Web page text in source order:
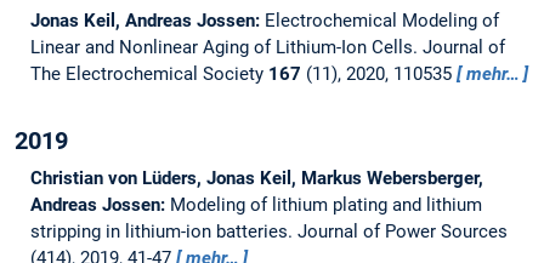
Jonas Keil, Andreas Jossen: Electrochemical Modeling of
Linear and Nonlinear Aging of Lithium-Ion Cells. Journal of
The Electrochemical Society 167 (11), 2020, 110535 mehr…
2019
Christian von Lüders, Jonas Keil, Markus Webersberger,
Andreas Jossen: Modeling of lithium plating and lithium
stripping in lithium-ion batteries. Journal of Power Sources
(414), 2019, 41-47
mehr…